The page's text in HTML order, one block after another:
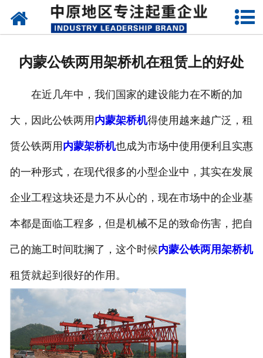
网站首页
企业视频
成功案例
联系我们
内蒙公铁两用架桥机在租赁上的好处
在近几年中，我们国家的建设能力在不断的加
大，因此公铁两用 内蒙架桥机得使用越来越广泛，租
赁公铁两用 内蒙架桥机也成为市场中使用便利且实惠
的一种形式，在现代很多的小型企业中，其实在发展
企业工程这块还是力不从心的，现在市场中的企业基
本都是面临工程多，但是机械不足的致命伤害，把自
己的施工时间耽搁了，这个时候内蒙公铁两用架桥机
租赁就起到很好的作用。